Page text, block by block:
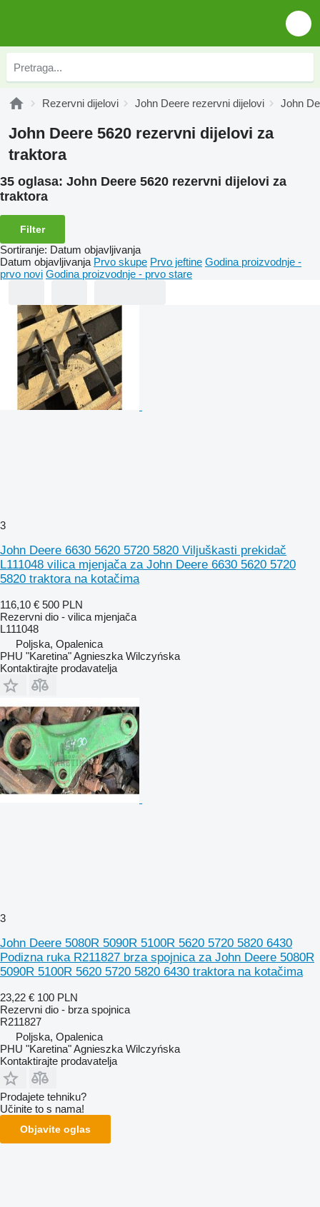
Rezervni dijelovi John Deere rezervni dijelovi John
John Deere 5620 rezervni dijelovi za
traktora
35 oglasa: John Deere 5620 rezervni dijelovi za
traktora
Filter
Sortiranje: Datum objavljivanja
Datum objavljivanja Prvo skupe Prvo jeftine Godina proizvodnje -
prvo novi Godina proizvodnje - prvo stare
3
John Deere 6630 5620 5720 5820 Viljuškasti prekidač
L111048 vilica mjenjača za John Deere 6630 5620 5720
5820 traktora na kotačima
116,10 € 500 PLN
Rezervni dio - vilica mjenjača
L111048
Poljska, Opalenica
PHU "Karetina" Agnieszka Wilczyńska
Kontaktirajte prodavatelja
3
John Deere 5080R 5090R 5100R 5620 5720 5820 6430
Podizna ruka R211827 brza spojnica za John Deere 5080R
5090R 5100R 5620 5720 5820 6430 traktora na kotačima
23,22 € 100 PLN
Rezervni dio - brza spojnica
R211827
Poljska, Opalenica
PHU "Karetina" Agnieszka Wilczyńska
Kontaktirajte prodavatelja
Prodajete tehniku?
Učinite to s nama!
Objavite oglas